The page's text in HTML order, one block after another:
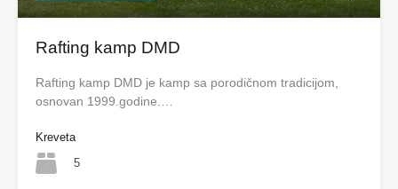
Rafting kamp DMD
Rafting kamp DMD je kamp sa porodičnom tradicijom,
osnovan 1999.godine.…
Kreveta
5